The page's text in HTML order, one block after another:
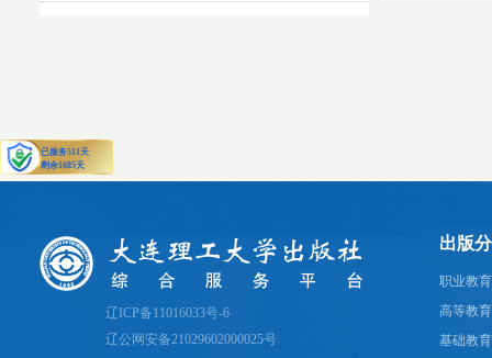
辽ICP备11016033号-6
辽公网安备21029602000025号
出版
职业教
高等教
基础教